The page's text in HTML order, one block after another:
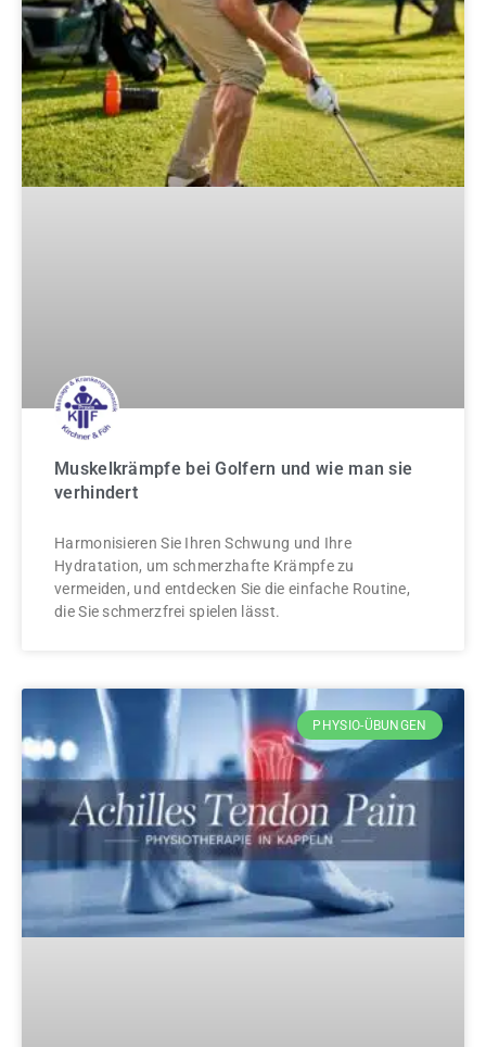
Muskelkrämpfe bei Golfern und wie man sie
verhindert
Harmonisieren Sie Ihren Schwung und Ihre
Hydratation, um schmerzhafte Krämpfe zu
vermeiden, und entdecken Sie die einfache Routine,
die Sie schmerzfrei spielen lässt.
PHYSIO-ÜBUNGEN